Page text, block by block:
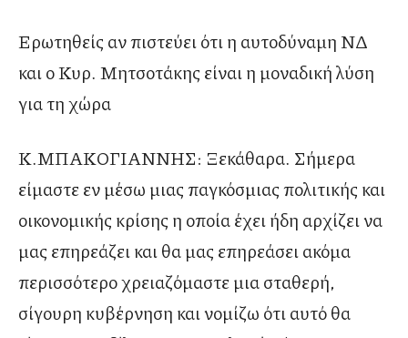
Ερωτηθείς αν πιστεύει ότι η αυτοδύναμη ΝΔ
και ο Κυρ. Μητσοτάκης είναι η μοναδική λύση
για τη χώρα
Κ.ΜΠΑΚΟΓΙΑΝΝΗΣ: Ξεκάθαρα. Σήμερα
είμαστε εν μέσω μιας παγκόσμιας πολιτικής και
οικονομικής κρίσης η οποία έχει ήδη αρχίζει να
μας επηρεάζει και θα μας επηρεάσει ακόμα
περισσότερο χρειαζόμαστε μια σταθερή,
σίγουρη κυβέρνηση και νομίζω ότι αυτό θα